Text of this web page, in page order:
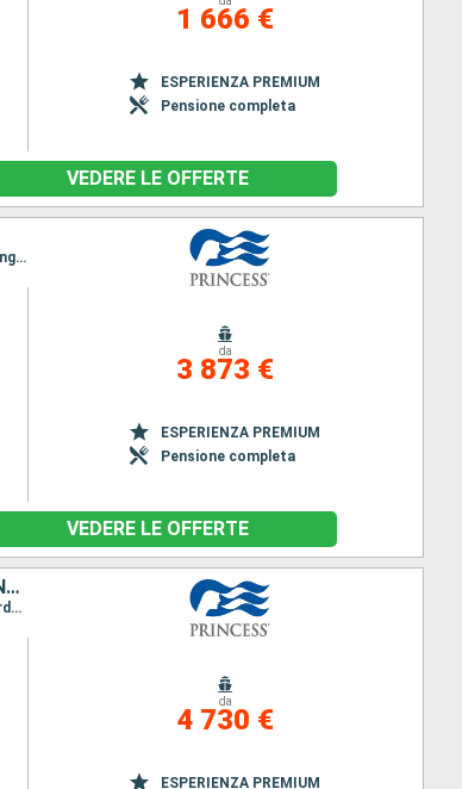
1 666 €
ESPERIENZA PREMIUM
Pensione completa
VEDERE LE OFFERTE
Itinerario : Southampton, Bruges, Amsterdam, Amburgo, Skagen, Copenhagen, Kristiansund, Skagen, Stavanger, Nordfjordeid, Molde, Akureyri, Isafjordhur, Grundarfjordur, Reykjavik, Grundarfjordur, Isafjordhur, Akureyri, Seydisfjordhur, Stornoway, Greenock, Portland, Southampton
da
3 873 €
ESPERIENZA PREMIUM
Pensione completa
VEDERE LE OFFERTE
CANADA, IRLANDA, REGNO UNITO, BELGIO, PAESI BASSI, GERMANIA, DANIMARCA, NORVEGIA, ISLANDA
Itinerario : Southampton, Cornwall, Cobh, Dun Laoghaire, Belfast, Greenock, Southampton, Bruges, Amsterdam, Amburgo, Skagen, Copenhagen, Kristiansund, Skagen, Stavanger, Nordfjordeid, Molde, Akureyri, Isafjordhur, Grundarfjordur, Reykjavik, Grundarfjordur, Isafjordhur, Akureyri, Seydisfjordhur, Stornoway, Greenock, Portland, Southampton
da
4 730 €
ESPERIENZA PREMIUM